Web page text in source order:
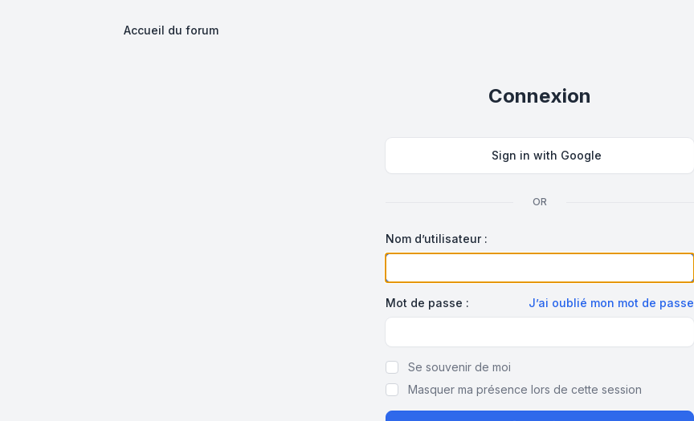
Accueil du forum
Connexion
Sign in with Google
OR
Nom d’utilisateur :
Mot de passe : J’ai oublié mon mot de passe
Se souvenir de moi
Masquer ma présence lors de cette session